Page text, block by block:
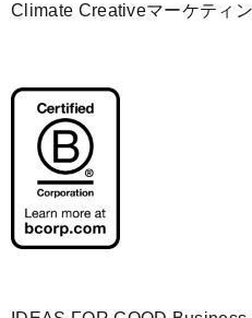
Climate Creativeマーケティ